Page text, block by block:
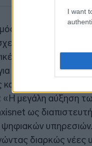
I want
μας έχει πάντα
και οι
για όλους τους
εμάς ένα πολύ
και Ψηφιακής
μεγάλη αύξηση
ως
διαρκώς